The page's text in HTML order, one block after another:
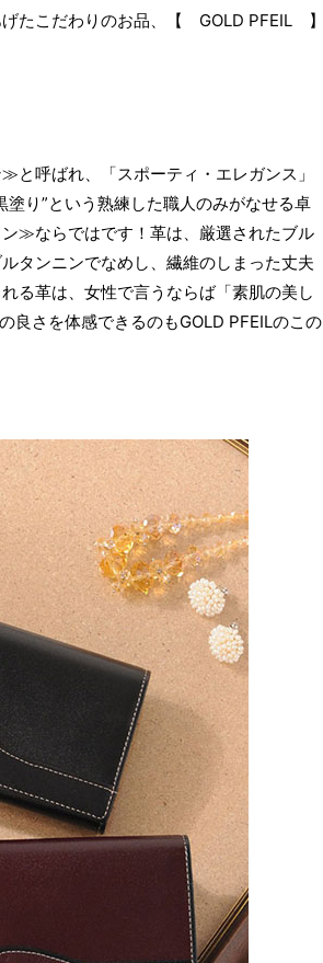
たこだわりのお品、【 GOLD PFEIL 】
呼ばれ、「スポーティ・エレガンス」
り”という熟練した職人のみがなせる卓
≫ならではです！革は、厳選されたブル
タンニンでなめし、繊維のしまった丈夫
る革は、女性で言うならば「素肌の美し
良さを体感できるのもGOLD PFEILのこの